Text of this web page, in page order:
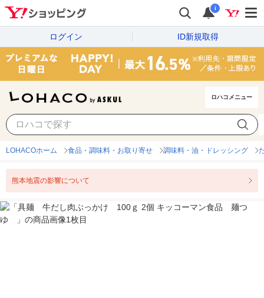
i
ログイン ID新規取得
ロハコメニュー
LOHACOホーム 食品・調味料・お取り寄せ 調味料・油・ドレッシング
熊本地震の影響について